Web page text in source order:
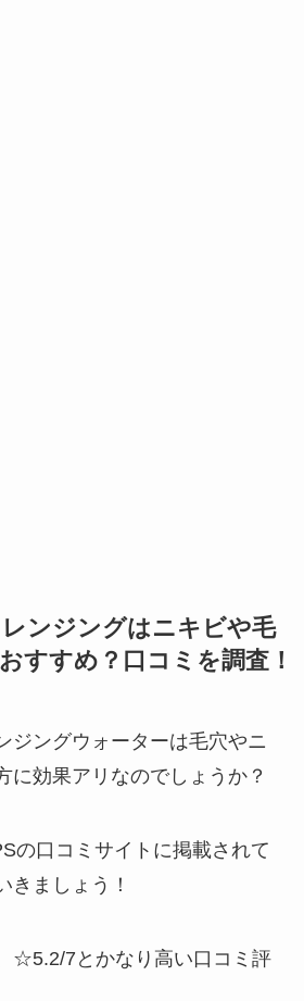
ンジングはニキビや毛
すすめ？口コミを調査！
ジングウォーターは毛穴やニ
に効果アリなのでしょうか？
の口コミサイトに掲載されて
きましょう！
☆5.2/7とかなり高い口コミ評